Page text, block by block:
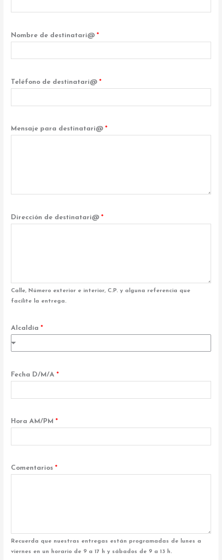
Nombre de destinatari@*
Teléfono de destinatari@*
Mensaje para destinatari@*
Dirección de destinatari@*
Calle, Número exterior e interior, C.P. y alguna referencia que
facilite la entrega.
Alcaldía*
Fecha D/M/A*
Hora AM/PM*
Comentarios*
Recuerda que nuestras entregas están programadas de lunes a
viernes en un horario de 9 a 17 h y sábados de 9 a 13 h.